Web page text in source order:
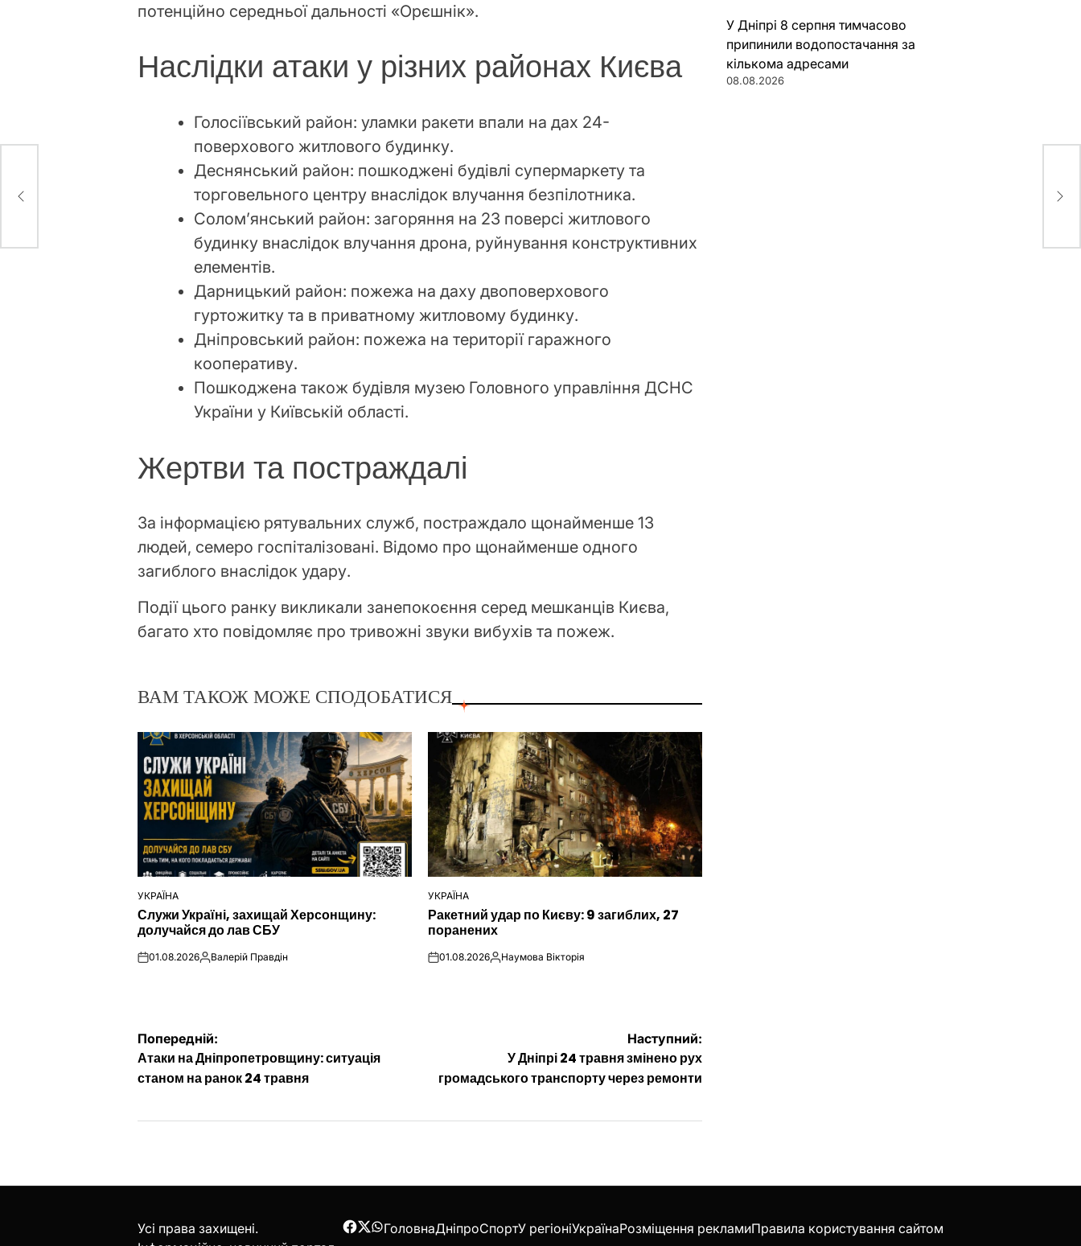
потенційно середньої дальності «Орєшнік».
Наслідки атаки у різних районах Києва
Голосіївський район: уламки ракети впали на дах 24-
поверхового житлового будинку.
Деснянський район: пошкоджені будівлі супермаркету та
торговельного центру внаслідок влучання безпілотника.
Солом’янський район: загоряння на 23 поверсі житлового
будинку внаслідок влучання дрона, руйнування конструктивних
елементів.
Дарницький район: пожежа на даху двоповерхового
гуртожитку та в приватному житловому будинку.
Дніпровський район: пожежа на території гаражного
кооперативу.
Пошкоджена також будівля музею Головного управління ДСНС
України у Київській області.
Жертви та постраждалі
За інформацією рятувальних служб, постраждало щонайменше 13
людей, семеро госпіталізовані. Відомо про щонайменше одного
загиблого внаслідок удару.
Події цього ранку викликали занепокоєння серед мешканців Києва,
багато хто повідомляє про тривожні звуки вибухів та пожеж.
ВАМ ТАКОЖ МОЖЕ СПОДОБАТИСЯ
ОПУБЛІКУВАТИ
У
УКРАЇНА
Служи Україні, захищай Херсонщину:
долучайся до лав СБУ
on01.08.2026Опубліковано
Валерій Правдін
ОПУБЛІКУВАТИ
У
УКРАЇНА
Ракетний удар по Києву: 9 загиблих, 27
поранених
on01.08.2026Опубліковано
Наумова Вікторія
Навігація
записів
Попередній:
Атаки на Дніпропетровщину: ситуація
станом на ранок 24 травня
Наступний:
У Дніпрі 24 травня змінено рух
громадського транспорту через ремонти
У Дніпрі 8 серпня тимчасово
припинили водопостачання за
кількома адресами
08.08.2026
Усі права захищені.
Facebook
Twitter
WhatsApp
ГоловнаДніпроСпортУ регіоніУкраїнаРозміщення рекламиПравила користування сайтом